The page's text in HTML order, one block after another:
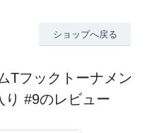
ショップへ戻る
Tフックトーナメン
り #9のレビュー